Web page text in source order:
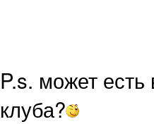
P.s. может
клуба?